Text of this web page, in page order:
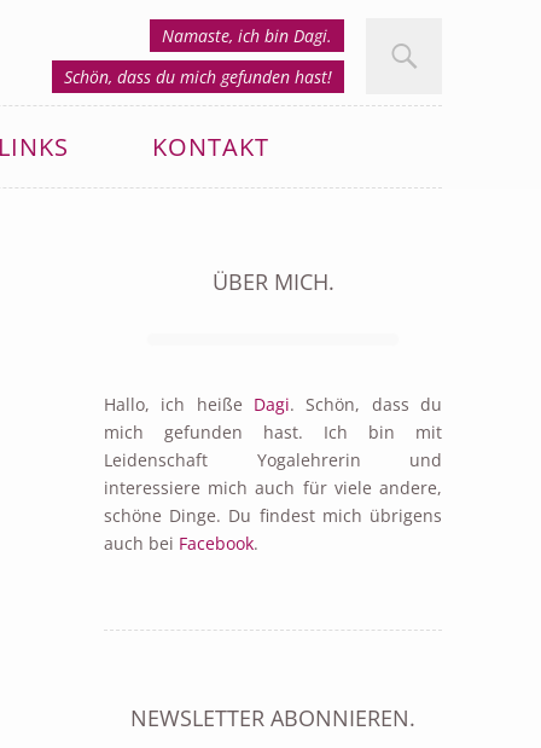
Namaste, ich bin Dagi.
Schön, dass du mich gefunden hast!
LINKS KONTAKT
ÜBER MICH.
Hallo, ich heiße Dagi. Schön, dass du
mich gefunden hast. Ich bin mit
Leidenschaft Yogalehrerin und
interessiere mich auch für viele andere,
schöne Dinge. Du findest mich übrigens
auch bei Facebook.
NEWSLETTER ABONNIEREN.